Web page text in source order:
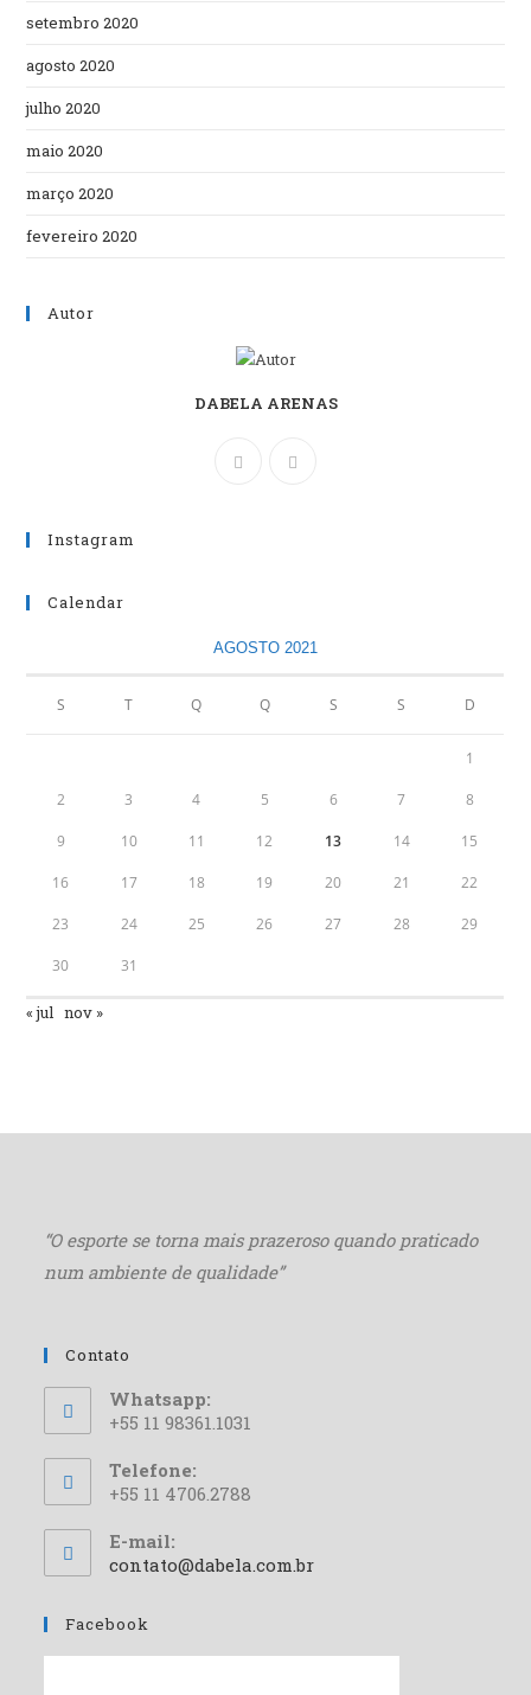
setembro 2020
agosto 2020
julho 2020
maio 2020
março 2020
fevereiro 2020
Autor
DABELA ARENAS
Instagram
Calendar
AGOSTO 2021
S T Q Q S S D
1
2 3 4 5 6 7 8
9 10 11 12 13 14 15
16 17 18 19 20 21 22
23 24 25 26 27 28 29
30 31
« jul nov »
“O esporte se torna mais prazeroso quando praticado
num ambiente de qualidade”
Contato
Whatsapp:
+55 11 98361.1031
Telefone:
+55 11 4706.2788
E-mail:
contato@dabela.com.br
Facebook